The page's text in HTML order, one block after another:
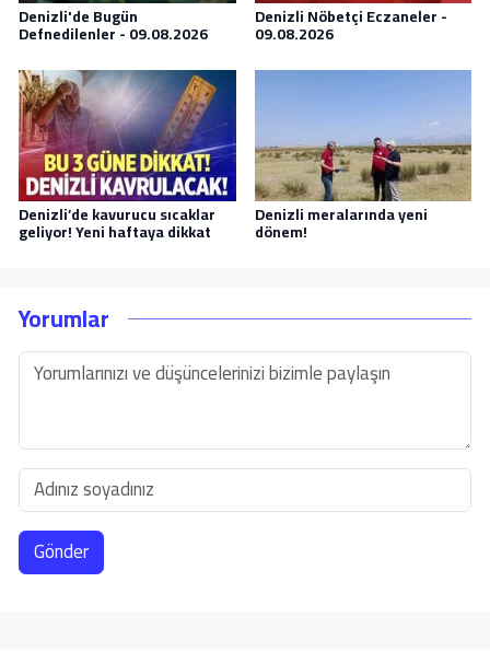
Denizli'de Bugün
Defnedilenler - 09.08.2026
Denizli Nöbetçi Eczaneler -
09.08.2026
Denizli’de kavurucu sıcaklar
geliyor! Yeni haftaya dikkat
Denizli meralarında yeni
dönem!
Yorumlar
Gönder